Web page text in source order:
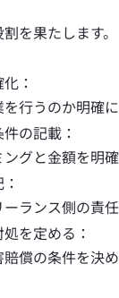
を果たします。
：
行うのか明確に
の記載：
グと金額を明確
ランス側の責
を定める：
償の条件を決め